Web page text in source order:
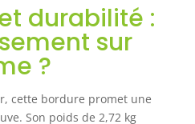
durabilité :
sur
?
cette bordure promet une
Son poids de 2,72 kg